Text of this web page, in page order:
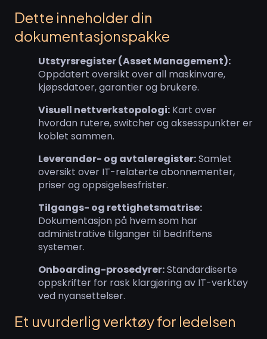
Dette inneholder din
dokumentasjonspakke
Utstyrsregister (Asset Management):
Oppdatert oversikt over all maskinvare,
kjøpsdatoer, garantier og brukere.
Visuell nettverkstopologi: Kart over
hvordan rutere, switcher og aksesspunkter er
koblet sammen.
Leverandør- og avtaleregister:Samlet
oversikt over IT-relaterte abonnementer,
priser og oppsigelsesfrister.
Tilgangs- og rettighetsmatrise:
Dokumentasjon på hvem som har
administrative tilganger til bedriftens
systemer.
Onboarding-prosedyrer:Standardiserte
oppskrifter for rask klargjøring av IT-verktøy
ved nyansettelser.
Et uvurderlig verktøy for ledelsen